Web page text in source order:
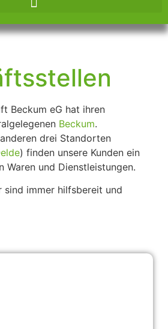
Willkommen!
Futtermittel
große Auswahl
Informieren Sie sich jetzt
Beckum eG hat ihren
Beckum.
drei Standorten
) finden unsere Kunden ein
Waren und Dienstleistungen.
sind immer hilfsbereit und